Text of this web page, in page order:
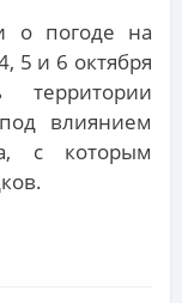
о погоде на
5 и 6 октября
под влиянием
с которым